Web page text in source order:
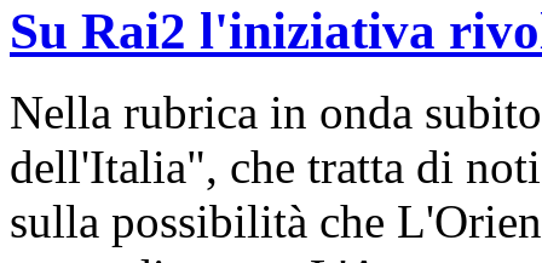
Su Rai2 l'iniziativa
Nella rubrica in onda
dell'Italia", che tratta di
sulla possibilità che